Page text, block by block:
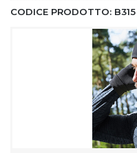
CODICE PRODOTTO: B315